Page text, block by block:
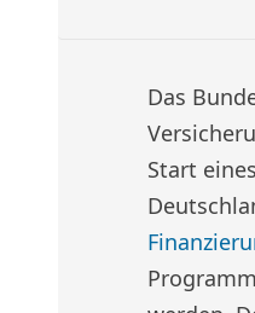
Das
Start